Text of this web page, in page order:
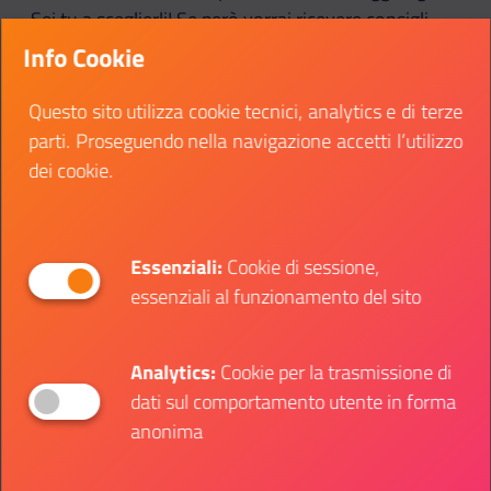
Sei tu a sceglierli! Se però vorrai ricevere consigli
utili, aggiornamenti su nuove lezioni e informazioni
newsletterqui.
Inglese da imparare
l’abilità che vuoi migliorare per padroneggiare
l’inglese, troverai tutto il necessario per riuscirci. La
Info Cookie
Questo sito utilizza cookie tecnici, analytics e di terze
parti. Proseguendo nella navigazione accetti l’utilizzo
dei cookie.
Essenziali:Cookie di sessione,
essenziali al funzionamento del sito
Analytics:Cookie per la trasmissione di
dati sul comportamento utente in forma
anonima